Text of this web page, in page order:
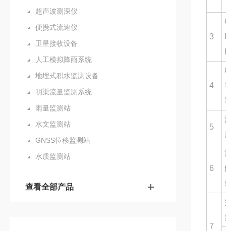
超声波测深仪
便携式流速仪
卫星接收设备
人工模拟降雨系统
地埋式积水监测设备
明渠流量监测系统
雨量监测站
水文监测站
GNSS位移监测站
水质监测站
查看全部产品
3
4
5
6
7